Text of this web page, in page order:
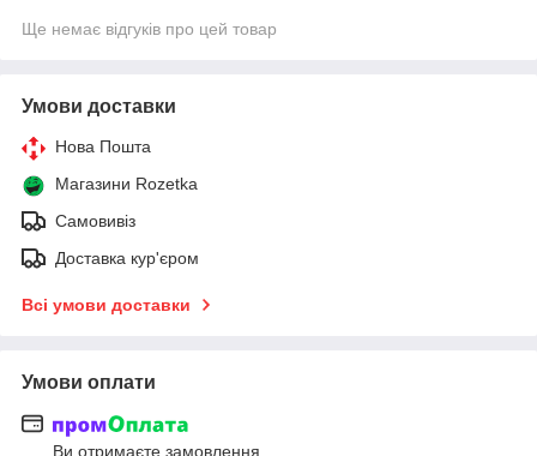
Ще немає відгуків про цей товар
Умови доставки
Нова Пошта
Магазини Rozetka
Самовивіз
Доставка кур'єром
Всі умови доставки
Умови оплати
Ви отримаєте замовлення